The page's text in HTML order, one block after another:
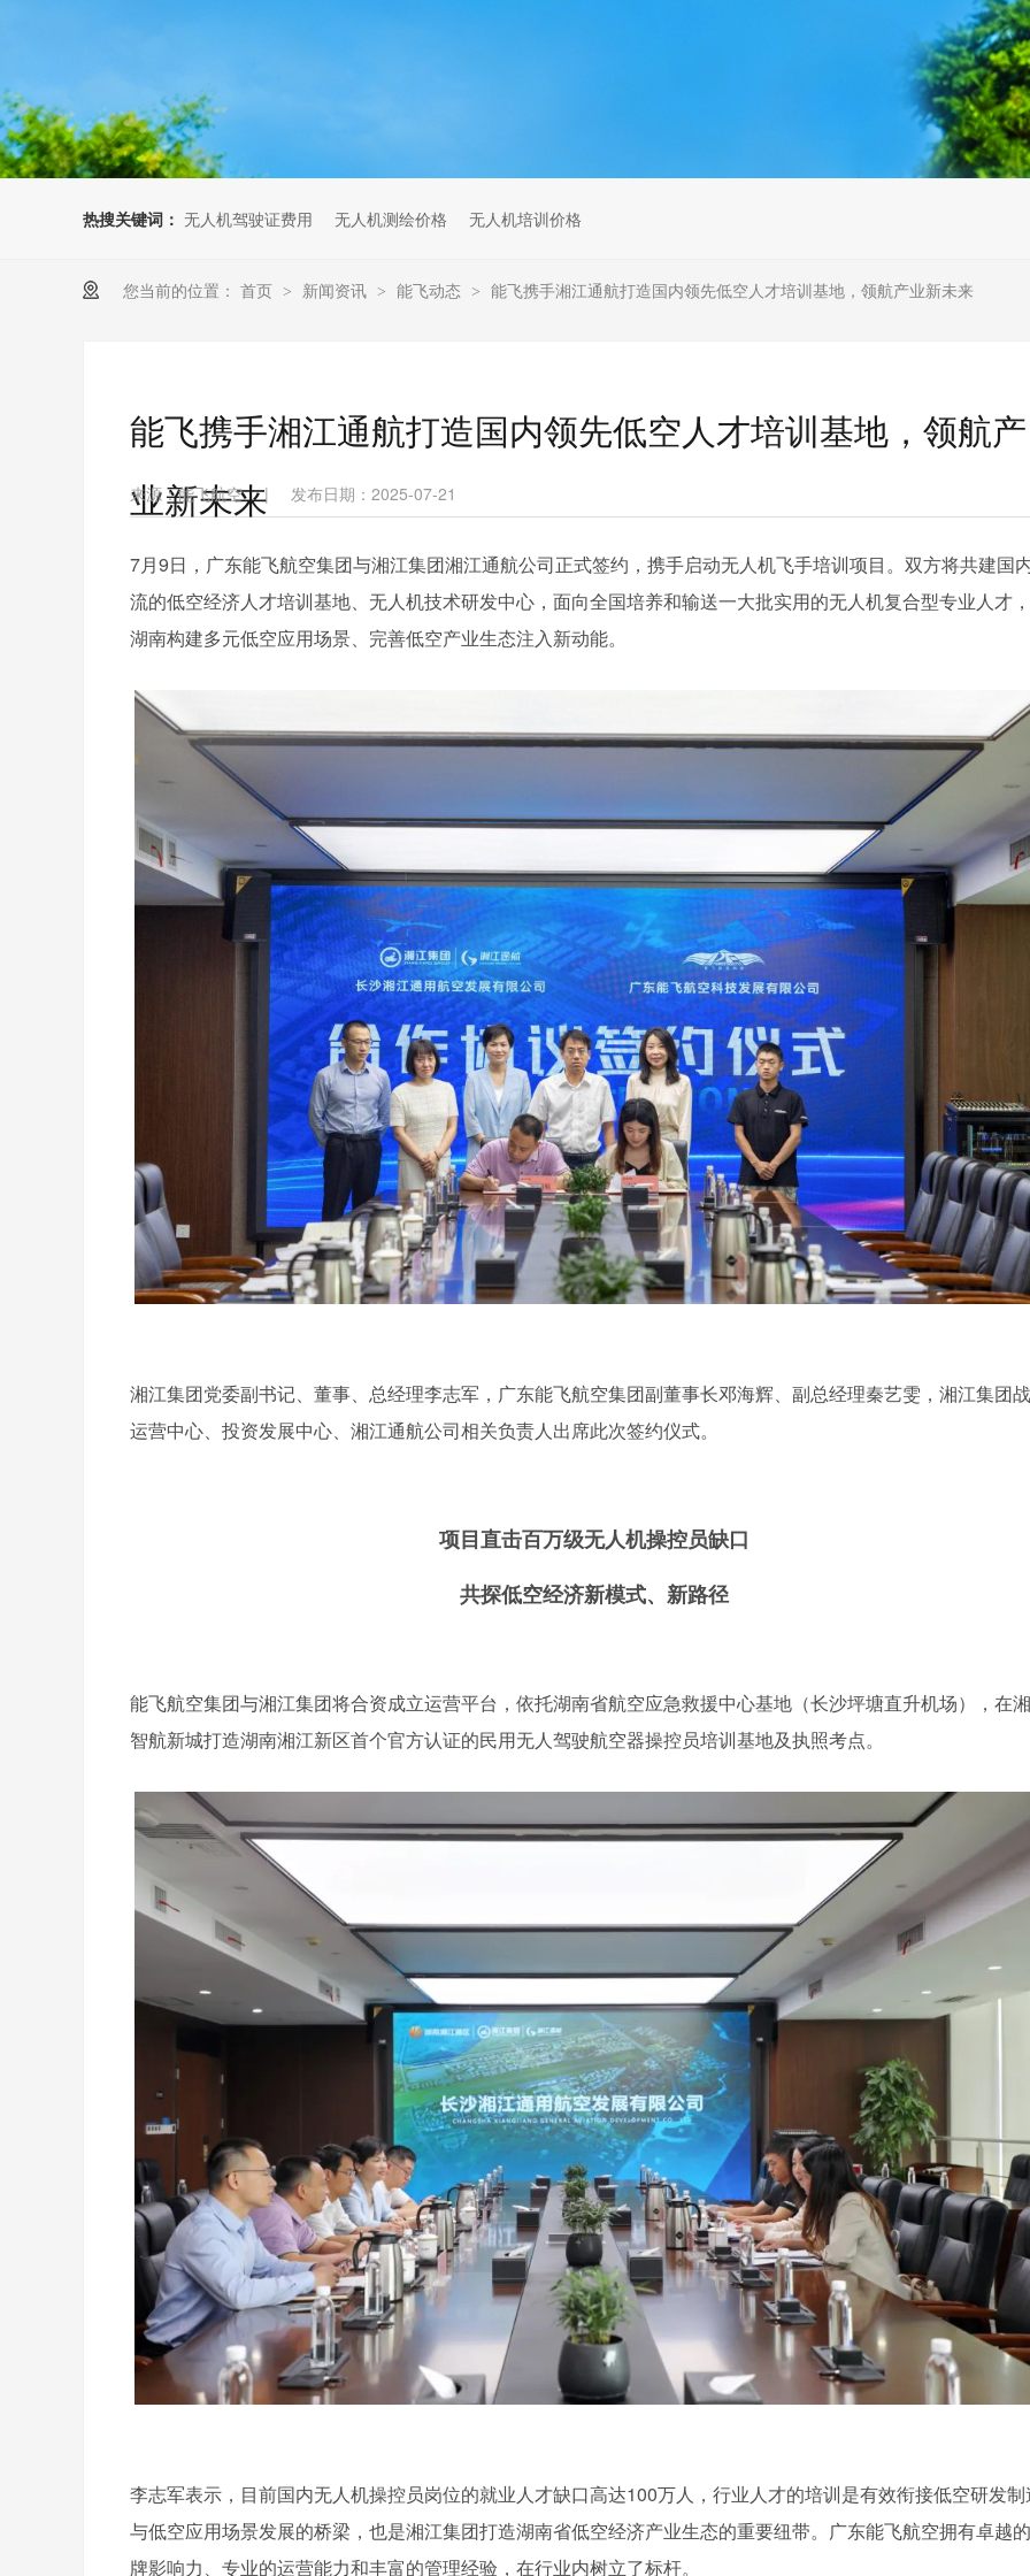
装
无人机考培基地工具
无人机考试评测系统
多旋翼无人机组装专用配件套
垂直起降固定翼装调实训教学
无人机套装
热搜关键词： 无人机驾驶证费用 无人机测绘价格 无人机培训价格
您当前的位置： 首页 > 新闻资讯 > 能飞动态 > 能飞携手湘江通航打造国内领先低空人才培训基地，领航产业新未来
能飞携手湘江通航打造国内领先低空人才培训基地，领航产
业新未来
来源：能飞航空 | 发布日期：2025-07-21
7月9日，广东能飞航空集团与湘江集团湘江通航公司正式签约，携手启动无人机飞手培训项目。双方将共建国
流的低空经济人才培训基地、无人机技术研发中心，面向全国培养和输送一大批实用的无人机复合型专业人才
湖南构建多元低空应用场景、完善低空产业生态注入新动能。
湘江集团党委副书记、董事、总经理李志军，广东能飞航空集团副董事长邓海辉、副总经理秦艺雯，湘江集团
运营中心、投资发展中心、湘江通航公司相关负责人出席此次签约仪式。
项目直击百万级无人机操控员缺口
共探低空经济新模式、新路径
能飞航空集团与湘江集团将合资成立运营平台，依托湖南省航空应急救援中心基地（长沙坪塘直升机场），在
智航新城打造湖南湘江新区首个官方认证的民用无人驾驶航空器操控员培训基地及执照考点。
李志军表示，目前国内无人机操控员岗位的就业人才缺口高达100万人，行业人才的培训是有效衔接低空研发制
与低空应用场景发展的桥梁，也是湘江集团打造湖南省低空经济产业生态的重要纽带。广东能飞航空拥有卓越
牌影响力、专业的运营能力和丰富的管理经验，在行业内树立了标杆。